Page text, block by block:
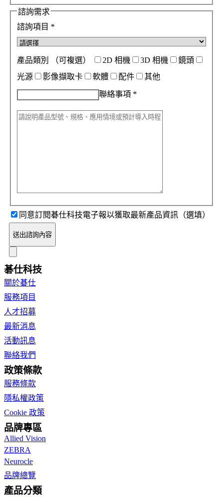
諮詢需求
諮詢項目 *
產品類別 （可複選） 2D 相機 3D 相機
鏡頭
光源
影像擷取卡 軟體 配件 其他
聯絡事項 *
同意訂閱碁仕科技電子報以獲取最新產品資訊（選填）
送出諮詢內容
碁仕科技
關於碁仕
服務項目
人才招募
最新消息
活動訊息
聯絡我們
政策條款
服務條款
隱私權政策
Cookie 政策
品牌專區
Allied Vision
ZEBRA
Neurocle
品牌總覽
產品分類